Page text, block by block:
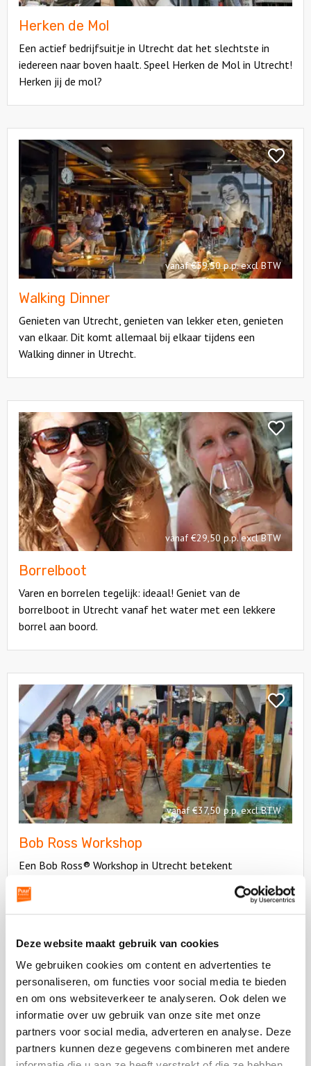
Deze website maakt gebruik van cookies
We gebruiken cookies om content en advertenties te
personaliseren, om functies voor social media te bieden
en om ons websiteverkeer te analyseren. Ook delen we
informatie over uw gebruik van onze site met onze
partners voor social media, adverteren en analyse. Deze
partners kunnen deze gegevens combineren met andere
Herken de Mol
Een actief bedrijfsuitje in Utrecht dat het slechtste in
iedereen naar boven haalt. Speel Herken de Mol in Utrecht!
Herken jij de mol?
Bekijk
Walking
Dinner
vanaf €59,50 p.p. excl BTW
Walking Dinner
Genieten van Utrecht, genieten van lekker eten, genieten
van elkaar. Dit komt allemaal bij elkaar tijdens een
Walking dinner in Utrecht.
Bekijk
Walking
Dinner
Bekijk
vanaf €29,50 p.p. excl BTW
Borrelboot
Varen en borrelen tegelijk: ideaal! Geniet van de
borrelboot in Utrecht vanaf het water met een lekkere
borrel aan boord.
Bekijk
Borrelboot
Bekijk
Bob
Ross
vanaf €37,50 p.p. excl BTW
Bob Ross Workshop
Een Bob Ross® Workshop in Utrecht betekent
gezelligheid, plezier en een onvergetelijke belevenis. Leer
landschappen schilderen als Bob Ross!
Bekijk
Bob
Workshop
Bekijk
Waterfiets
Puzzeltocht